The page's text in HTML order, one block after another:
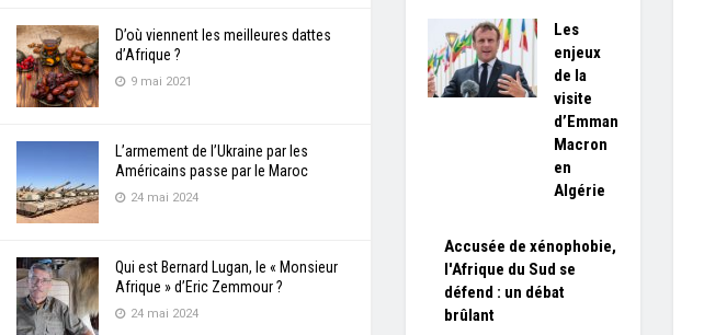
D’où viennent les meilleures dattes
d’Afrique ?
9 mai 2021
L’armement de l’Ukraine par les
Américains passe par le Maroc
24 mai 2024
Qui est Bernard Lugan, le « Monsieur
Afrique » d’Eric Zemmour ?
24 mai 2024
Les
enjeux
de la
visite
d’Emmanuel
Macron
en
Algérie
Accusée de xénophobie,
l'Afrique du Sud se
défend : un débat
brûlant